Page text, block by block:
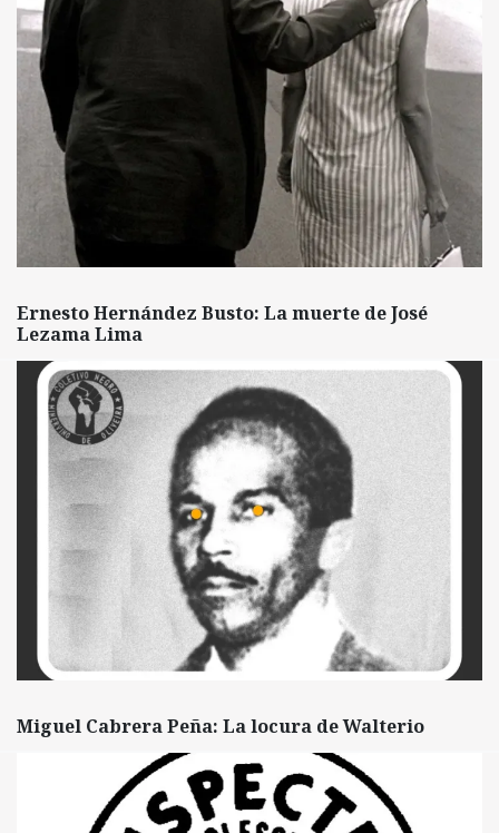
Ernesto Hernández Busto: La muerte de José
Lezama Lima
Miguel Cabrera Peña: La locura de Walterio